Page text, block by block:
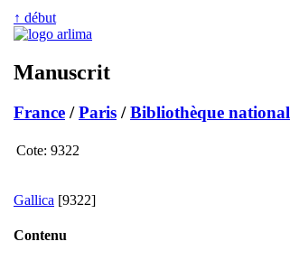
↑ début
Manuscrit
France /Paris /Bibliothèque
Cote: 9322
Gallica [9322]
Contenu